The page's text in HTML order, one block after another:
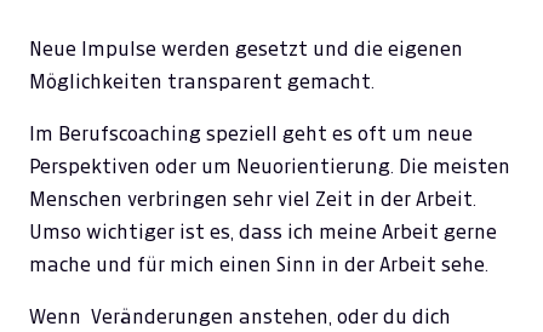
Neue Impulse werden gesetzt und die eigenen
Möglichkeiten transparent gemacht.
Im Berufscoaching speziell geht es oft um neue
Perspektiven oder um Neuorientierung. Die meisten
Menschen verbringen sehr viel Zeit in der Arbeit.
Umso wichtiger ist es, dass ich meine Arbeit gerne
mache und für mich einen Sinn in der Arbeit sehe.
Wenn Veränderungen anstehen, oder du dich